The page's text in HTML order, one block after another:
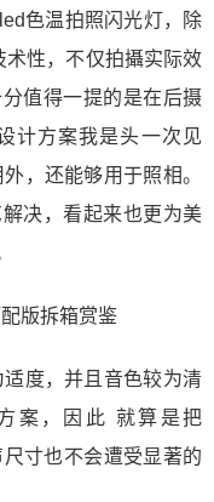
色温拍照闪光灯，除
术性，不仅拍攝实际效
值得一提的是在后摄
计方案我是头一次见
，还能够用于照相。
决，看起来也更为美
度，并且音色较为清
案，因此 就算是把
寸也不会遭受显著的